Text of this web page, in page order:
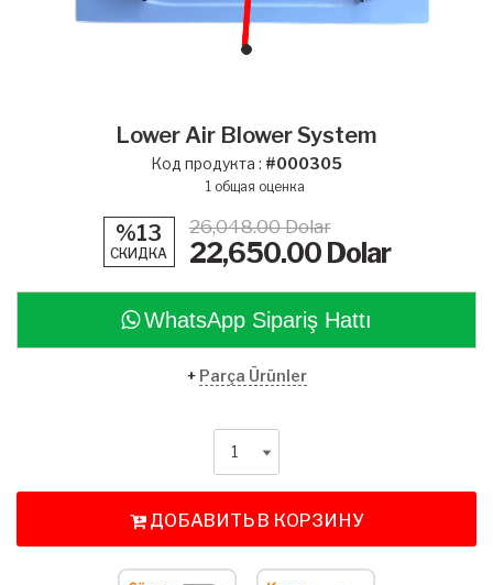
Lower Air Blower System
Код продукта : #000305
1 общая оценка
%13
СКИДКА
26,048.00 Dolar
22,650.00Dolar
WhatsApp Sipariş Hattı
+ Parça Ürünler
ДОБАВИТЬ В КОРЗИНУ